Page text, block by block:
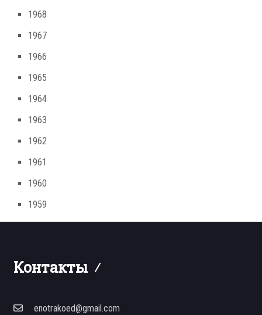
1968
1967
1966
1965
1964
1963
1962
1961
1960
1959
Контакты
enotrakoed@gmail.com